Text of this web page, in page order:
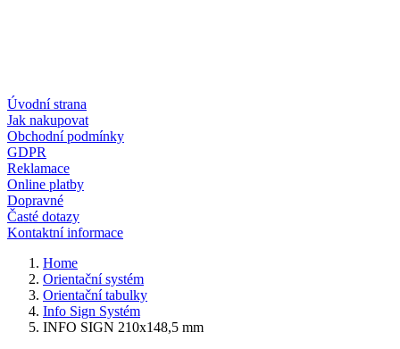
Úvodní strana
Jak nakupovat
Obchodní podmínky
GDPR
Reklamace
Online platby
Dopravné
Časté dotazy
Kontaktní informace
Home
Orientační systém
Orientační tabulky
Info Sign Systém
INFO SIGN 210x148,5 mm